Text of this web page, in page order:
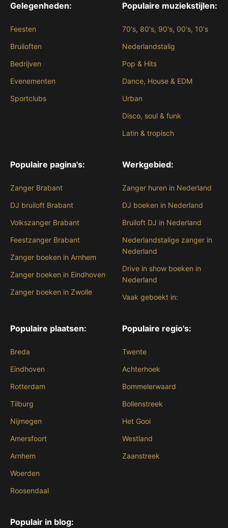
Gelegenheden:
Feesten
Bruiloften
Bedrijven
Evenementen
Sportclubs
Populaire muziekstijlen:
70's, 80's, 90's, 00's, 10's
Nederlandstalig
Pop & Hits
Dance, House & EDM
Urban
Disco, soul & funk
Latin & tropisch
Populaire pagina's:
Zanger Brabant
DJ bruiloft Brabant
Volkszanger Brabant
Feestzanger Brabant
Zanger boeken in Arnhem
Zanger boeken in Eindhoven
Zanger boeken in Zwolle
Werkgebied:
Zanger huren in Nederland
DJ boeken in Nederland
Bruiloft DJ in Nederland
Nederlandstalige zanger in
Nederland
Drive in show boeken in
Nederland
Vaak geboekt in:
Populaire plaatsen:
Breda
Eindhoven
Rotterdam
Tilburg
Nijmegen
Amersfoort
Arnhem
Woerden
Roosendaal
Populaire regio's:
Twente
Achterhoek
Bommelerwaard
Bollenstreek
Het Gooi
Westland
Zaanstreek
Populair in blog: